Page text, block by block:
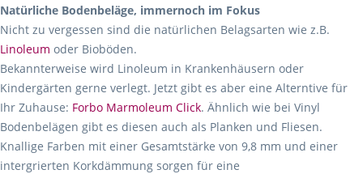
Natürliche Bodenbeläge, immernoch im Fokus
Nicht zu vergessen sind die natürlichen Belagsarten wie z.B.
Linoleum oder Bioböden.
Bekannterweise wird Linoleum in Krankenhäusern oder
Kindergärten gerne verlegt. Jetzt gibt es aber eine Alterntive für
Ihr Zuhause: Forbo Marmoleum Click. Ähnlich wie bei Vinyl
Bodenbelägen gibt es diesen auch als Planken und Fliesen.
Knallige Farben mit einer Gesamtstärke von 9,8 mm und einer
intergrierten Korkdämmung sorgen für eine